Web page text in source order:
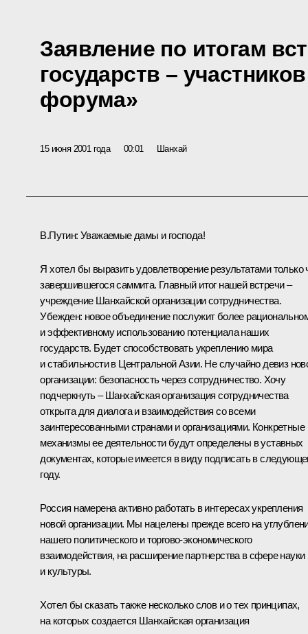
Заявление по итогам
государств –
форума»
15 июня 2001 года 00:01 Шанхай
В.Путин: Уважаемые дамы и господа!
Я хотел бы выразить удовлетворение результатами только
завершившегося саммита. Главный итог нашей встречи –
учреждение Шанхайской организации сотрудничества.
Убежден: новое объединение послужит более
и эффективному использованию потенциала наших
государств. Будет способствовать укреплению мира
и стабильности в Центральной Азии. Не случайно девиз
организации: безопасность через сотрудничество. Хочу
подчеркнуть – Шанхайская организация сотрудничества
открыта для диалога и взаимодействия со всеми
заинтересованными странами и организациями. Конкретные
механизмы ее деятельности будут определены в уставных
документах, которые имеется в виду подписать в
году.
Россия намерена активно работать в интересах укрепления
новой организации. Мы нацелены прежде всего на
нашего политического и торгово-экономического
взаимодействия, на расширение партнерства в сфере науки
и культуры.
Хотел бы сказать также несколько слов и о тех принципах,
на которых создается Шанхайская организация